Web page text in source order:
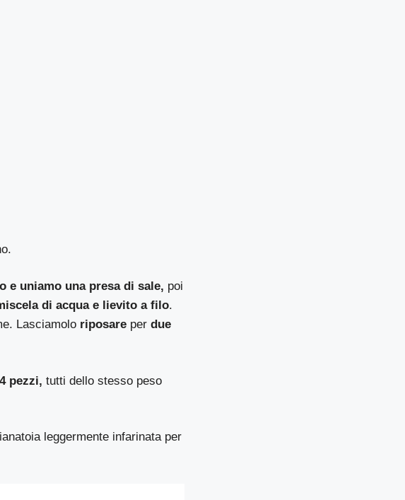
e uniamo una presa di sale, poi
di acqua e lievito a filo.
Lasciamolo riposare perdue
pezzi, tutti dello stesso peso
leggermente infarinata per